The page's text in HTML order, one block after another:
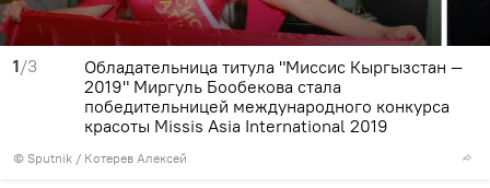
1/3
© Sputnik / Котерев Алексей
Обладательница титула "Миссис Кыргызстан —
2019" Миргуль Бообекова стала
победительницей международного конкурса
красоты Missis Asia International 2019